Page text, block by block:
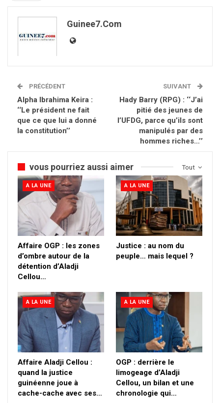
Guinee7.com
PRÉCÉDENT
Alpha Ibrahima Keira :
‘‘Le président ne fait
que ce que lui a donné
la constitution’’
SUIVANT
Hady Barry (RPG) : ‘‘J’ai
pitié des jeunes de
l’UFDG, parce qu’ils sont
manipulés par des
hommes riches…’’
Tout
vous pourriez aussi aimer
A LA UNE
Affaire OGP : les zones
d’ombre autour de la
détention d’Aladji
Cellou…
A LA UNE
Justice : au nom du
peuple… mais lequel ?
A LA UNE
Affaire Aladji Cellou :
quand la justice
guinéenne joue à
cache-cache avec ses…
A LA UNE
OGP : derrière le
limogeage d’Aladji
Cellou, un bilan et une
chronologie qui…